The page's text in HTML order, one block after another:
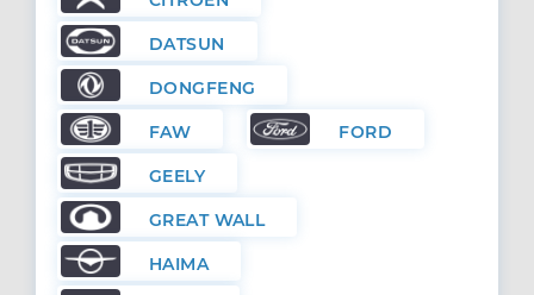
DATSUN
DONGFENG
FAW FORD
GEELY
GREAT WALL
HAIMA